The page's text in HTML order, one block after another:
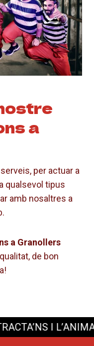
a
per actuar a
qualsevol tipus
amb nosaltres a
a Granollers
de bon
I